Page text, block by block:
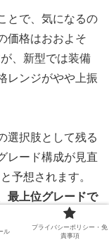
とで、気になるの
価格はおおよそ
、新型では装備
レンジがやや上振
選択肢として残る
レード構成が見直
予想されます。
最上位グレードで
ル
プライバシーポリシー・免
責事項